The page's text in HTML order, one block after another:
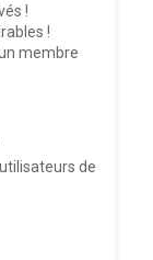
!
!
membre
de